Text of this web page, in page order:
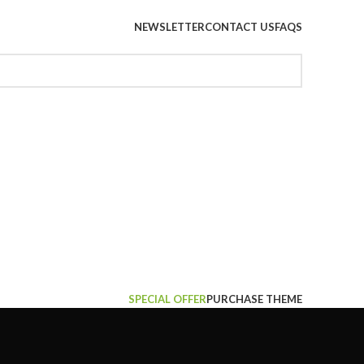
NEWSLETTERCONTACT USFAQS
SPECIAL OFFERPURCHASE THEME